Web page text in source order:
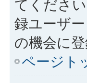
てくださ
録ユーザ
の機会に
ページト